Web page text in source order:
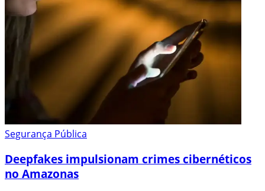
Segurança Pública
Deepfakes impulsionam crimes cibernéticos
no Amazonas